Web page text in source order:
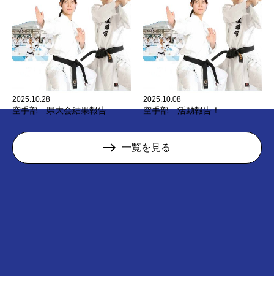
2025.10.28
空手部 県大会結果報告
2025.10.08
空手部 活動報告！
一覧を見る